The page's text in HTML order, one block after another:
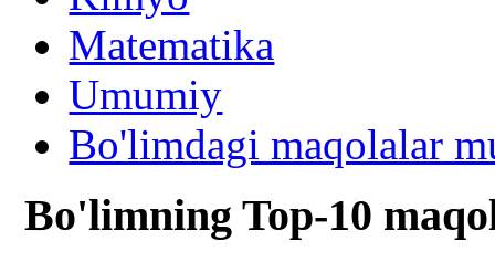
Matematika
Umumiy
Bo'limdagi maqolalar
Bo'limning Top-10